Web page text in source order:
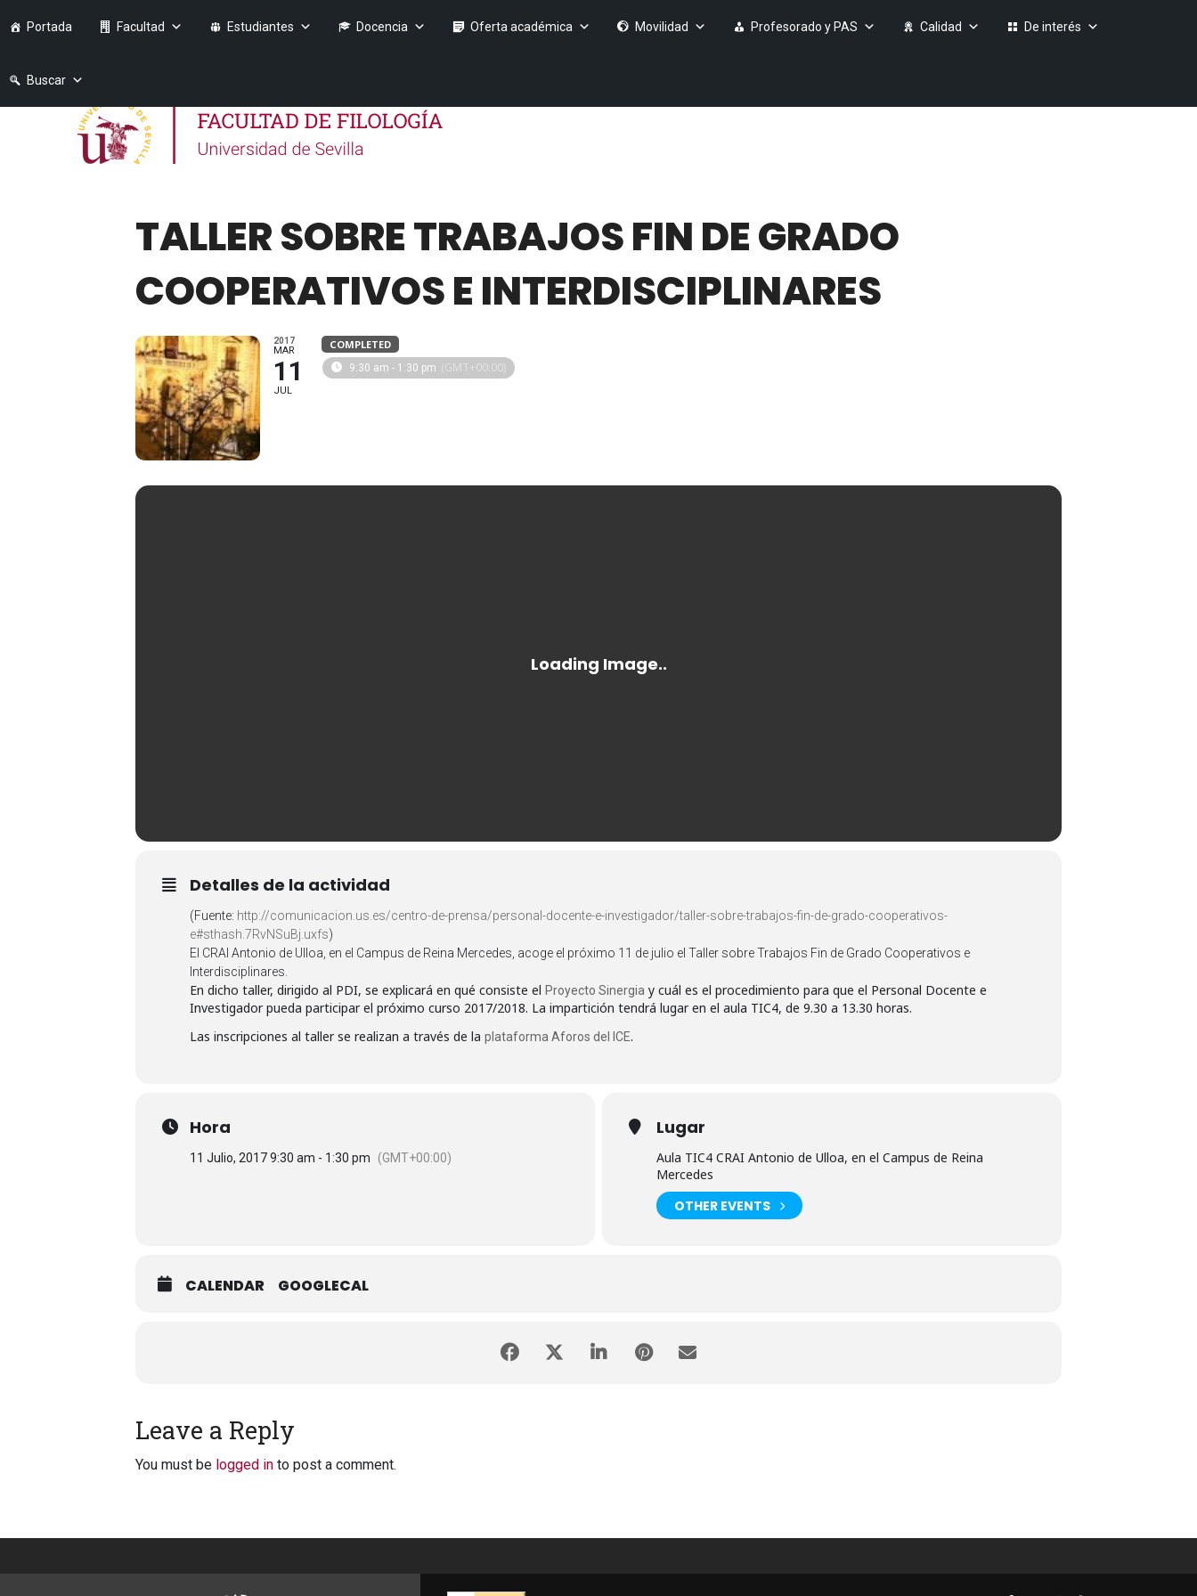
Portada Facultad Estudiantes Docencia Oferta académica Movilidad Profesorado y PAS Calidad De interés
Buscar
TALLER SOBRE TRABAJOS FIN DE GRADO
COOPERATIVOS E INTERDISCIPLINARES
2017
MAR
11
JUL
COMPLETED
9:30 am - 1:30 pm (GMT+00:00)
Detalles de la actividad
(Fuente: http://comunicacion.us.es/centro-de-prensa/personal-docente-e-investigador/taller-sobre-trabajos-fin-de-grado-cooperativos-
e#sthash.7RvNSuBj.uxfs)
El CRAI Antonio de Ulloa, en el Campus de Reina Mercedes, acoge el próximo 11 de julio el Taller sobre Trabajos Fin de Grado Cooperativos e
Interdisciplinares.
En dicho taller, dirigido al PDI, se explicará en qué consiste el Proyecto Sinergia y cuál es el procedimiento para que el Personal Docente e
Investigador pueda participar el próximo curso 2017/2018. La impartición tendrá lugar en el aula TIC4, de 9.30 a 13.30 horas.
Las inscripciones al taller se realizan a través de la plataforma Aforos del ICE.
Hora
11 Julio, 2017 9:30 am - 1:30 pm (GMT+00:00)
Lugar
Aula TIC4 CRAI Antonio de Ulloa, en el Campus de Reina
Mercedes
OTHER EVENTS
CALENDAR GOOGLECAL
Leave a Reply
You must be logged in to post a comment.